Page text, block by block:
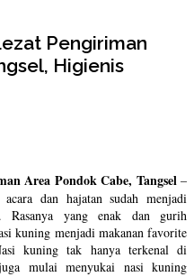
Pengiriman
Higienis
Area Pondok Cabe, Tangsel–
dan hajatan sudah menjadi
Rasanya yang enak dan gurih
kuning menjadi makanan favorite
kuning tak hanya terkenal di
mulai menyukai nasi kuning